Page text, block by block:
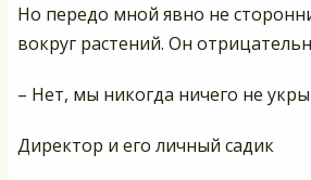
Но передо мной явно не
вокруг растений. Он
– Нет, мы никогда ничего не
Директор и его личный садик